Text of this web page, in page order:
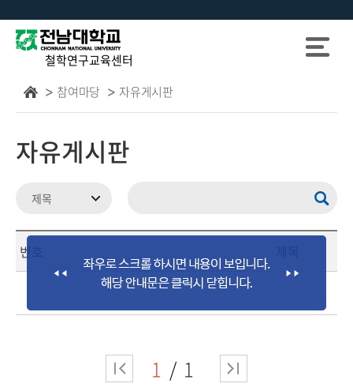
철학연구교육센터
참여마당
자유게시판
자유게시판
번호
1 1